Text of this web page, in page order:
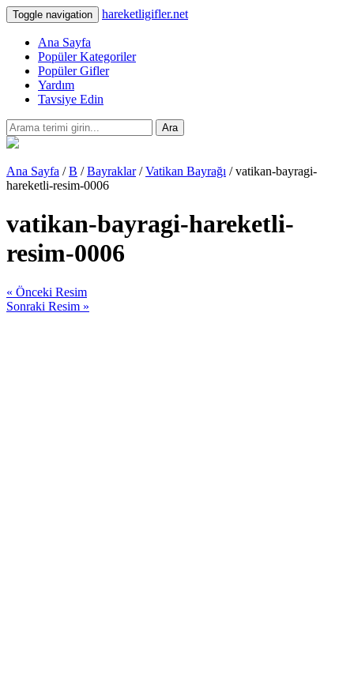
Toggle navigation hareketligifler.net
Ana Sayfa
Popüler Kategoriler
Popüler Gifler
Yardım
Tavsiye Edin
Ara
Ana Sayfa /B /Bayraklar/Vatikan Bayrağı / vatikan-bayragi-
hareketli-resim-0006
vatikan-bayragi-hareketli-
resim-0006
« Önceki Resim
Sonraki Resim »